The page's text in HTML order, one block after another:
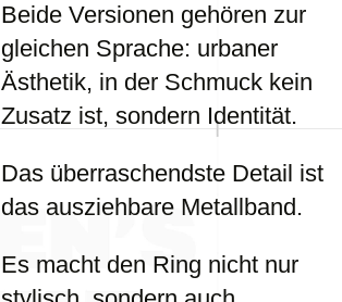
Beide Versionen gehören zur
gleichen Sprache: urbaner
Ästhetik, in der Schmuck kein
Zusatz ist, sondern Identität.
Das überraschendste Detail ist
das ausziehbare Metallband.
Es macht den Ring nicht nur